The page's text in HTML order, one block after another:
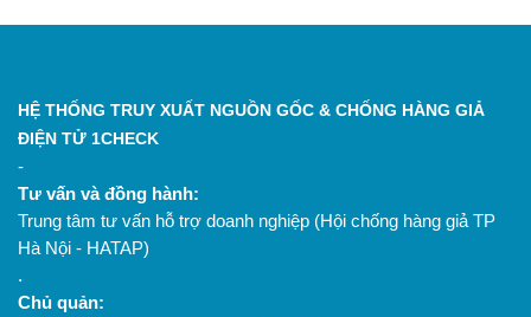
HỆ THỐNG TRUY XUẤT NGUỒN GỐC & CHỐNG HÀNG GIẢ
ĐIỆN TỬ 1CHECK
-
Tư vấn và đồng hành:
Trung tâm tư vấn hỗ trợ doanh nghiệp (Hội chống hàng giả TP
Hà Nội - HATAP)
.
Chủ quản: